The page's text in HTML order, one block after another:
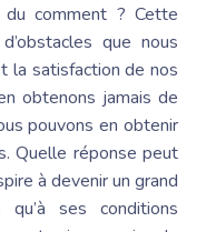
comment ? Cette
que nous
la satisfaction de nos
obtenons jamais de
pouvons en obtenir
Quelle réponse peut
à devenir un grand
ses conditions